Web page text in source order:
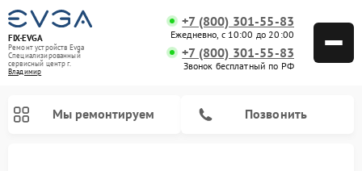
FIX-EVGA
Ремонт устройств Evga
Специализированный
cервисный центр г.
Владимир
+7 (800) 301-55-83
Ежедневно, с 10:00 до 20:00
+7 (800) 301-55-83
Звонок бесплатный по РФ
Мы ремонтируем Позвонить